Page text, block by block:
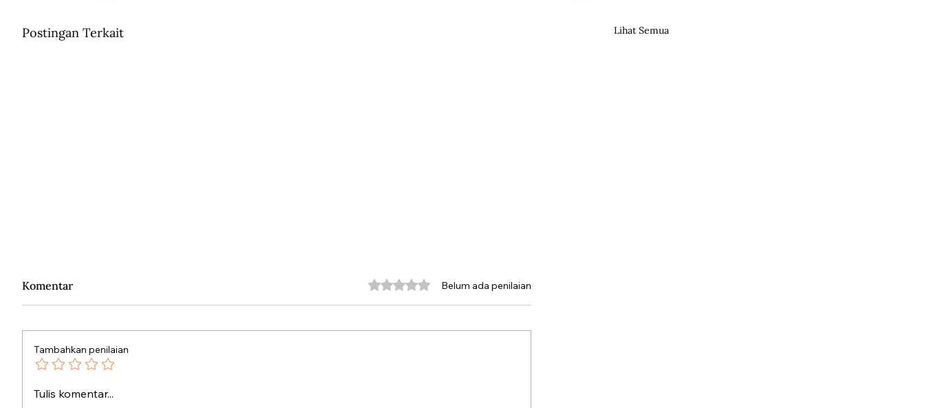
Postingan Terkait Lihat Semua
Kronologi Kudatuli
Komentar Dinilai 0 dari 5 bintang.
Belum ada penilaian
Tambahkan penilaian
Tulis komentar...